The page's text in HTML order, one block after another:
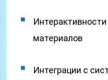
материалов
Интеграции с